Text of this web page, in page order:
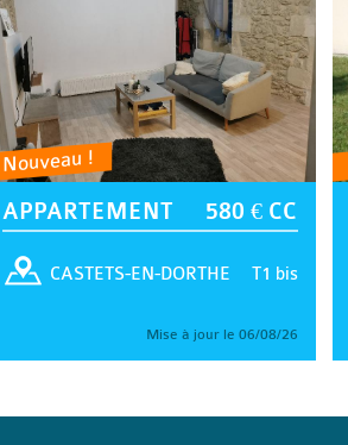
Nouveau !
APPARTEMENT 580 € CC
T1 bis
CASTETS-EN-DORTHE
Mise à jour le 06/08/26